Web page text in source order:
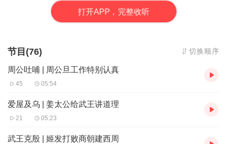
打开APP，完整收听
节目(76) 切换顺序
周公吐哺 | 周公旦工作特别认真
45 05:54
爱屋及乌 | 姜太公给武王讲道理
21 05:23
武王克殷 | 姬发打败商朝建西周